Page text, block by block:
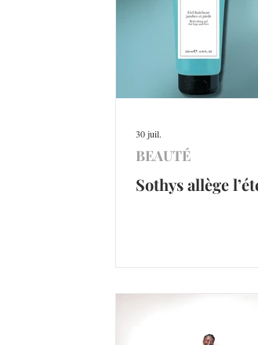
Sothys allège
BEAUTÉ
30 juil.